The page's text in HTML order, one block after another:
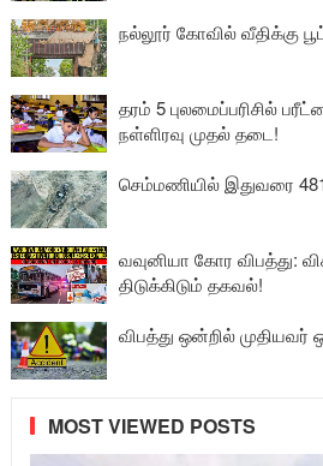
நல்லூர் கோவில் வீதிக்கு
தரம் 5 புலமைப்பரிசில்
நள்ளிரவு முதல் தடை!
செம்மணியில் இதுவரை 481
வவுனியா கோர விபத்து:
திடுக்கிடும் தகவல்!
விபத்து ஒன்றில் முதியவர்
MOST VIEWED POSTS